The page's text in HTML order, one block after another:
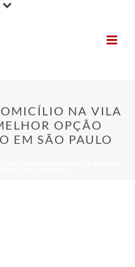
NA VILA
OPÇÃO
EM SÃO PAULO